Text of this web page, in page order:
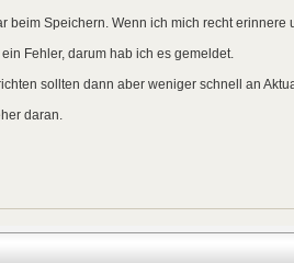
beim Speichern. Wenn ich mich recht erinnere
Fehler, darum hab ich es gemeldet.
sollten dann aber weniger schnell an
daran.